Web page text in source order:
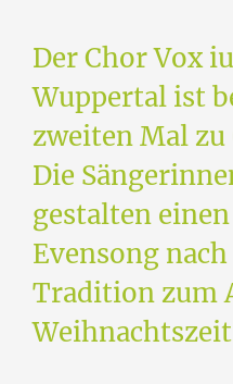
Der Chor Vox
Wuppertal ist
zweiten Mal zu
Die
gestalten
Evensong
Tradition zum